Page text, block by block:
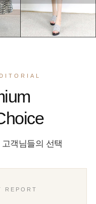
객님들의 선택
REPORT